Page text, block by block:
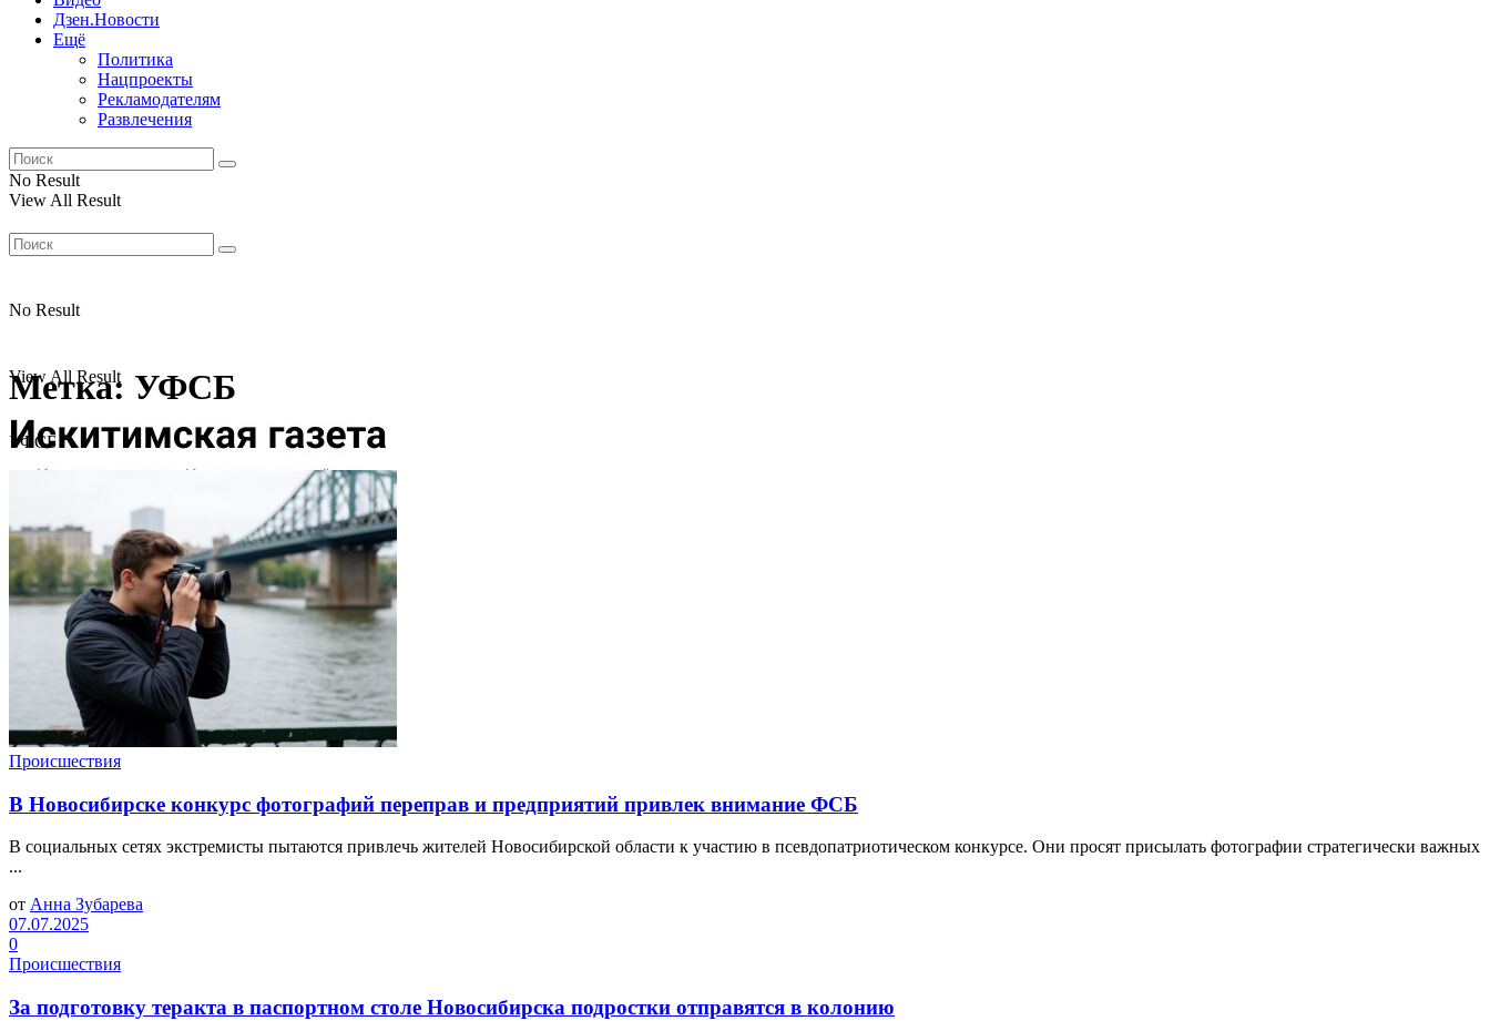
Дзен.Новости
Ещё
Политика
Нацпроекты
Рекламодателям
Развлечения
No Result
View All Result
No Result
View All Result
Метка: УФСБ
УФСБ
Происшествия
В Новосибирске конкурс фотографий переправ и предприятий привлек внимание ФСБ
В социальных сетях экстремисты пытаются привлечь жителей Новосибирской области к участию в псевдопатриотическом конкурсе. Они просят присылать фотографии стратегически важных
...
от Анна Зубарева
07.07.2025
0
Происшествия
За подготовку теракта в паспортном столе Новосибирска подростки отправятся в колонию